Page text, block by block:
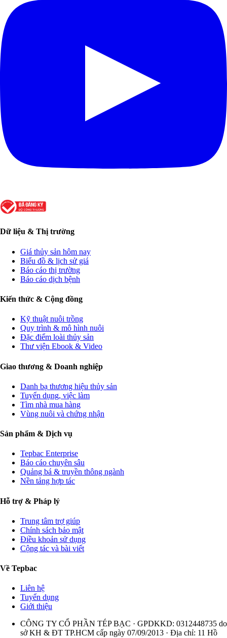
Dữ liệu & Thị trường
Giá thủy sản hôm nay
Biểu đồ & lịch sử giá
Báo cáo thị trường
Báo cáo dịch bệnh
Kiến thức & Cộng đồng
Kỹ thuật nuôi trồng
Quy trình & mô hình nuôi
Đặc điểm loài thủy sản
Thư viện Ebook & Video
Giao thương & Doanh nghiệp
Danh bạ thương hiệu thủy sản
Tuyển dụng, việc làm
Tìm nhà mua hàng
Vùng nuôi và chứng nhận
Sản phẩm & Dịch vụ
Tepbac Enterprise
Báo cáo chuyên sâu
Quảng bá & truyền thông ngành
Nền tảng hợp tác
Hỗ trợ & Pháp lý
Trung tâm trợ giúp
Chính sách bảo mật
Điều khoản sử dụng
Cộng tác và bài viết
Về Tepbac
Liên hệ
Tuyển dụng
Giới thiệu
CÔNG TY CỔ PHẦN TÉP BẠC · GPDKKD: 0312448735 do
sở KH & ĐT TP.HCM cấp ngày 07/09/2013 · Địa chỉ: 11 Hồ